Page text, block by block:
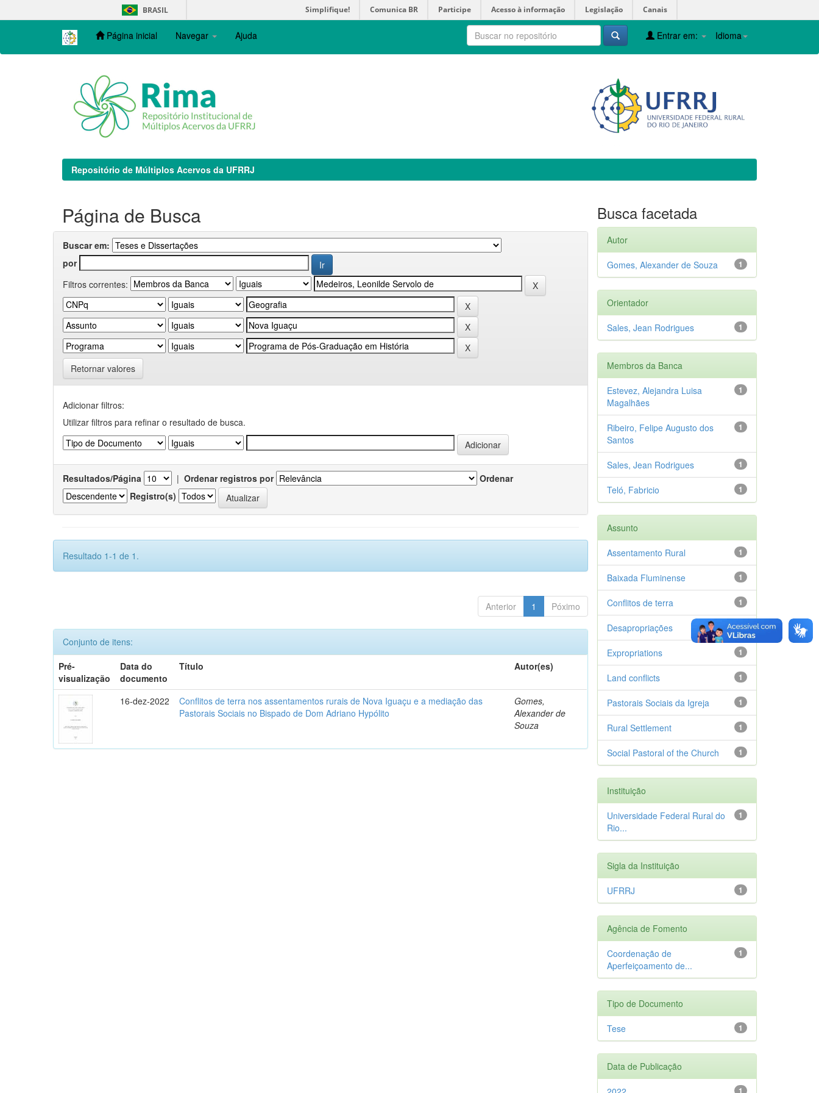
navigation
BRASIL Simplifique! Comunica BR Participe Acesso à informação Legislação Canais
Página inicial Navegar Ajuda Idioma
Entrar em:
Repositório de Múltiplos Acervos da UFRRJ
Página de Busca
Buscar em:
por
Filtros correntes:
Retornar valores
Adicionar filtros:
Utilizar filtros para refinar o resultado de busca.
Resultados/Página | Ordenar registros por
Ordenar
Registro(s)
Resultado 1-1 de 1.
Anterior 1 Póximo
Conjunto de itens:
Pré-
visualização
Data do
documento
Título Autor(es)
16-dez-2022
Conflitos de terra nos assentamentos rurais de Nova Iguaçu e a mediação das
Pastorais Sociais no Bispado de Dom Adriano Hypólito
Gomes,
Alexander de
Souza
Busca facetada
Autor
1
Gomes, Alexander de Souza
Orientador
1
Sales, Jean Rodrigues
Membros da Banca
1
Estevez, Alejandra Luisa
Magalhães
1
Ribeiro, Felipe Augusto dos
Santos
1
Sales, Jean Rodrigues
1
Teló, Fabricio
Assunto
1
Assentamento Rural
1
Baixada Fluminense
1
Conflitos de terra
1
Desapropriações
1
Expropriations
1
Land conflicts
1
Pastorais Sociais da Igreja
1
Rural Settlement
1
Social Pastoral of the Church
Instituição
1
Universidade Federal Rural do
Rio...
Sigla da Instituição
1
UFRRJ
Agência de Fomento
1
Coordenação de
Aperfeiçoamento de...
Tipo de Documento
1
Tese
Data de Publicação
1